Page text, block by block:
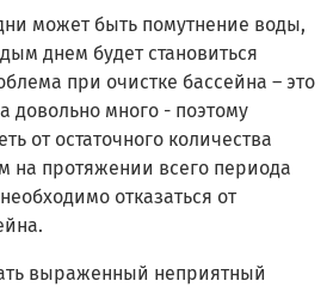
может быть помутнение воды,
днем будет становиться
при очистке бассейна – это
довольно много - поэтому
от остаточного количества
на протяжении всего периода
отказаться от
выраженный неприятный